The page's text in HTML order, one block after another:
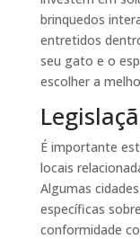
brinquedos
entretidos
seu gato e o
escolher a
É importante
locais
Algumas
específicas
conformidade